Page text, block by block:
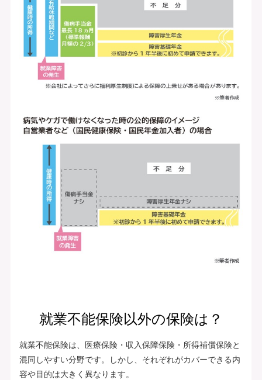
就業不能保険以外の保険は？
就業不能保険は、医療保険・収入保障保険・所得補償保険と
混同しやすい分野です。しかし、それぞれがカバーできる内
容や目的は大きく異なります。